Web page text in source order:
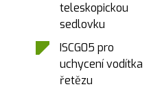
teleskopickou
sedlovku
ISCG05 pro
uchycení vodítka
řetězu